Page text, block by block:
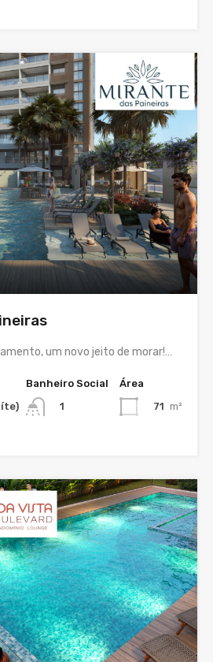
um novo jeito de morar!…
Banheiro Social
1
Área
71 m²